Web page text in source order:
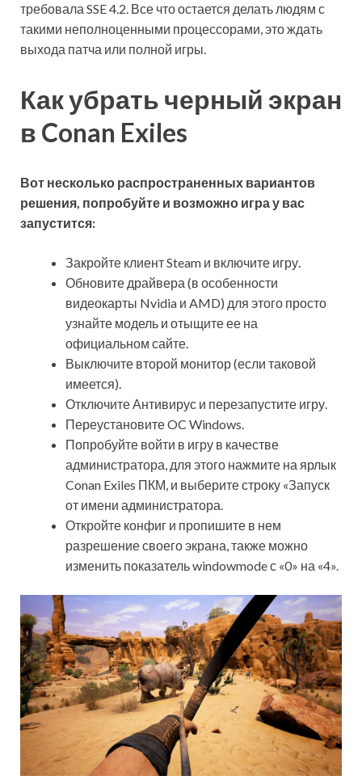
требовала SSE 4.2. Все что остается делать людям с
такими неполноценными процессорами, это ждать
выхода патча или полной игры.
Как убрать черный экран
в Conan Exiles
Вот несколько распространенных вариантов
решения, попробуйте и возможно игра у вас
запустится:
Закройте клиент Steam и включите игру.
Обновите драйвера (в особенности
видеокарты Nvidia и AMD) для этого просто
узнайте модель и отыщите ее на
официальном сайте.
Выключите второй монитор (если таковой
имеется).
Отключите Антивирус и перезапустите игру.
Переустановите OC Windows.
Попробуйте войти в игру в качестве
администратора, для этого нажмите на ярлык
Conan Exiles ПКМ, и выберите строку «Запуск
от имени администратора.
Откройте конфиг и пропишите в нем
разрешение своего экрана, также можно
изменить показатель windowmode с «0» на «4».